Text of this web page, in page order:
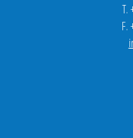
T.
F.